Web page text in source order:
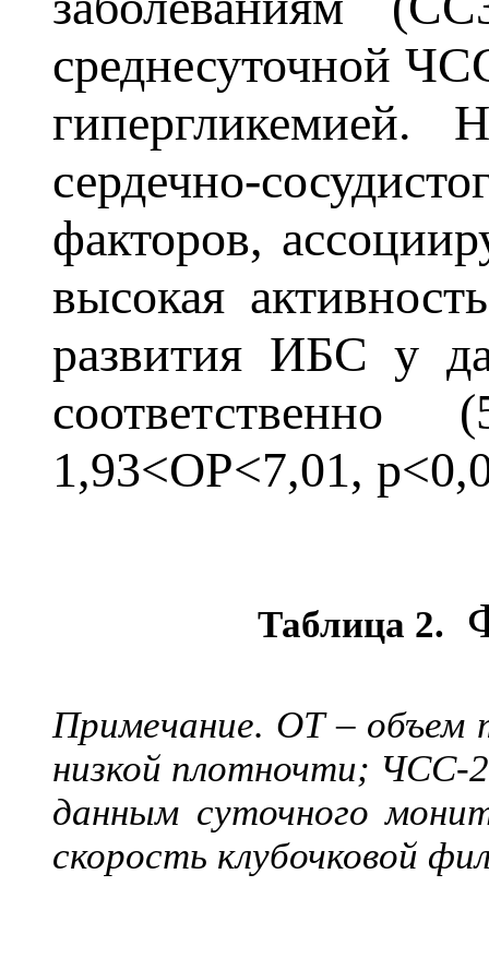
среднесуточной
гипергликемией.
сердечно-
факторов,
высокая
развития ИБС у
1,93<ОР<7,01,
Таблица 2.
Примечание. ОТ –
низкой плотночти; ЧСС-
данным суточного
скорость клубочковой